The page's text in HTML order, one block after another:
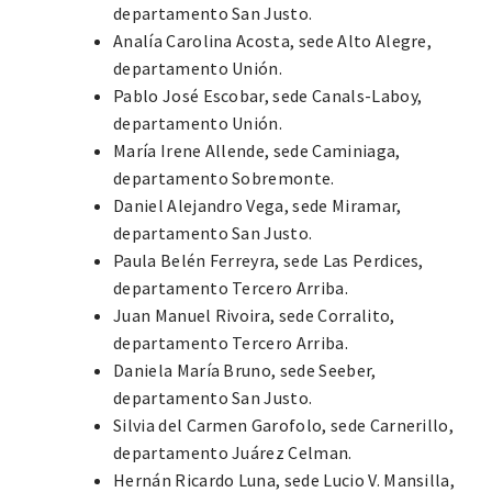
departamento San Justo.
Analía Carolina Acosta, sede Alto Alegre,
departamento Unión.
Pablo José Escobar, sede Canals-Laboy,
departamento Unión.
María Irene Allende, sede Caminiaga,
departamento Sobremonte.
Daniel Alejandro Vega, sede Miramar,
departamento San Justo.
Paula Belén Ferreyra, sede Las Perdices,
departamento Tercero Arriba.
Juan Manuel Rivoira, sede Corralito,
departamento Tercero Arriba.
Daniela María Bruno, sede Seeber,
departamento San Justo.
Silvia del Carmen Garofolo, sede Carnerillo,
departamento Juárez Celman.
Hernán Ricardo Luna, sede Lucio V. Mansilla,